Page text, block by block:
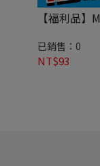
【福利品
已銷售：0
NT$93